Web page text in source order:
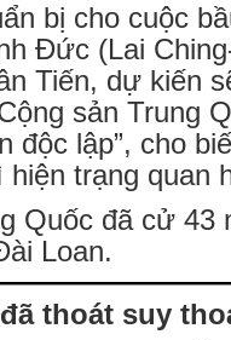
bị cho cuộc
Đức (Lai
Tiến, dự kiến
sản Trung
độc lập”, cho
trạng quan
Quốc đã cử 43
Loan.
thoát suy